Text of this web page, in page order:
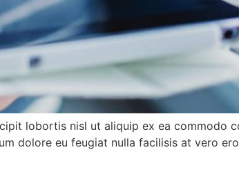
lobortis nisl ut aliquip ex ea commodo
dolore eu feugiat nulla facilisis at vero